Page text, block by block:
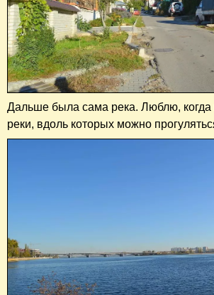
Дальше была сама река. Люблю, когда
реки, вдоль которых можно